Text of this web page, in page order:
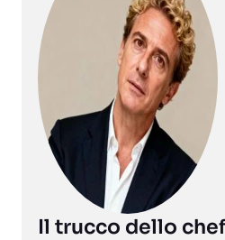
Il trucco dello chef